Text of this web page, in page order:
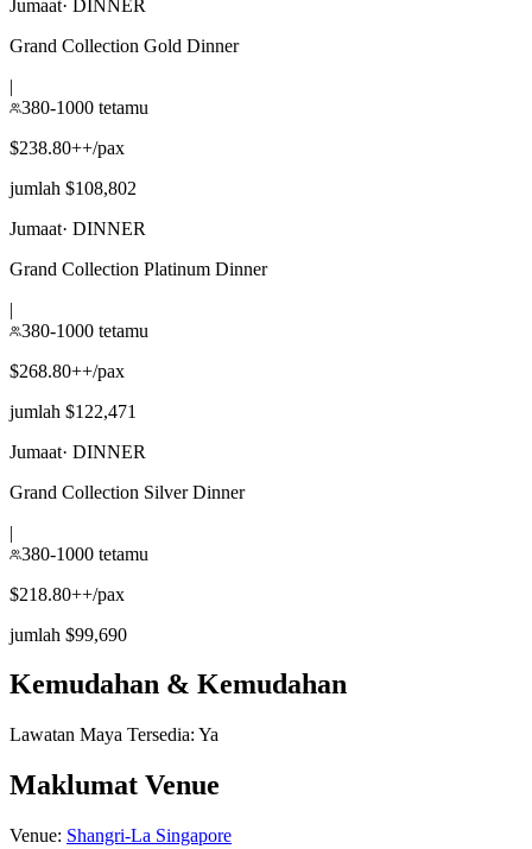
Jumaat· DINNER
Grand Collection Gold Dinner
|
380-1000 tetamu
$238.80++/pax
jumlah $108,802
Jumaat· DINNER
Grand Collection Platinum Dinner
|
380-1000 tetamu
$268.80++/pax
jumlah $122,471
Jumaat· DINNER
Grand Collection Silver Dinner
|
380-1000 tetamu
$218.80++/pax
jumlah $99,690
Kemudahan & Kemudahan
Lawatan Maya Tersedia: Ya
Maklumat Venue
Venue: Shangri-La Singapore